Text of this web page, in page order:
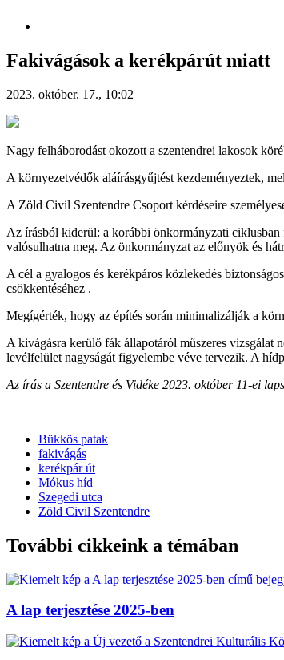
Fakivágások a kerékpárút miatt
2023. október. 17., 10:02
Nagy felháborodást okozott a szentendrei lakosok
A környezetvédők aláírásgyűjtést kezdeményeztek,
A Zöld Civil Szentendre Csoport kérdéseire
Az írásból kiderül: a korábbi önkormányzati ciklusban
valósulhatna meg. Az önkormányzat az előnyök és
A cél a gyalogos és kerékpáros közlekedés
csökkentéséhez .
Megígérték, hogy az építés során minimalizálják a
A kivágásra kerülő fák állapotáról műszeres vizsgálat
levélfelület nagyságát figyelembe véve tervezik. A
Az írás a Szentendre és Vidéke 2023. október 11-ei
Bükkös patak
fakivágás
kerékpár út
Mókus híd
Szegedi utca
Zöld Civil Szentendre
További cikkeink a témában
A lap terjesztése 2025-ben